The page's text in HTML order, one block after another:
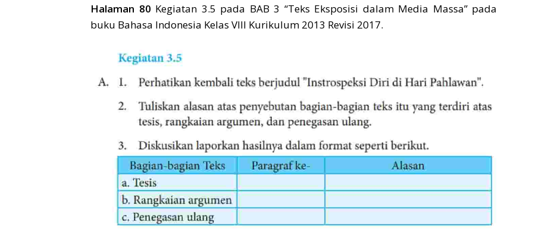
Halaman 80 Kegiatan 3.5 pada BAB 3 “Teks Eksposisi dalam Media Massa” pada
buku Bahasa Indonesia Kelas VIII Kurikulum 2013 Revisi 2017.